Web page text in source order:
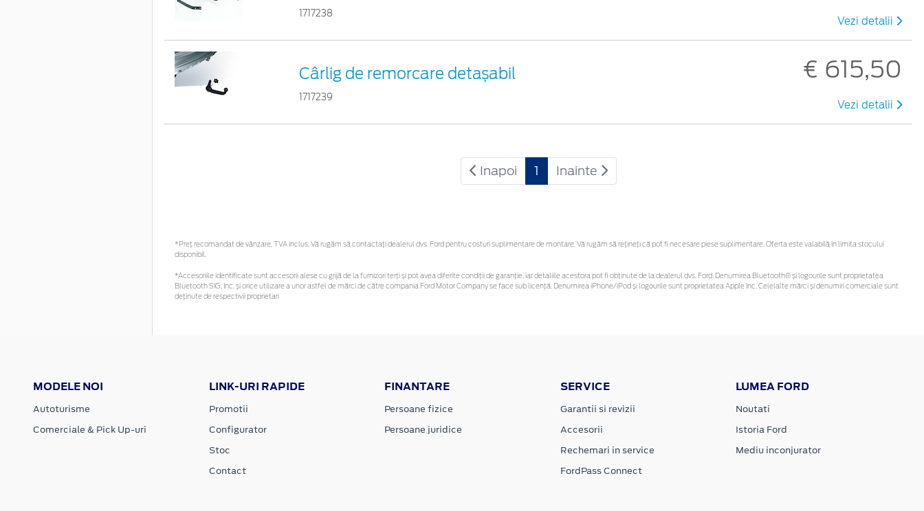
1717238
Vezi detalii
Cârlig de remorcare detașabil
1717239
€ 615,50
Vezi detalii
Inapoi 1 Inainte
*Preţ recomandat de vânzare, TVA inclus. Vă rugăm să contactaţi dealerul dvs. Ford pentru costuri suplimentare de montare. Vă rugăm să rețineți că pot fi necesare piese suplimentare. Oferta este valabilă în limita stocului
disponibil.
*Accesoriile identificate sunt accesorii alese cu grijă de la furnizori terți și pot avea diferite condiții de garanție, iar detaliile acestora pot fi obținute de la dealerul dvs. Ford. Denumirea Bluetooth® și logourile sunt proprietatea
Bluetooth SIG, Inc. și orice utilizare a unor astfel de mărci de către compania Ford Motor Company se face sub licență. Denumirea iPhone/iPod și logourile sunt proprietatea Apple Inc. Celelalte mărci și denumiri comerciale sunt
deținute de respectivii proprietari
MODELE NOI
Autoturisme
Comerciale & Pick Up-uri
LINK-URI RAPIDE
Promotii
Configurator
Stoc
Contact
FINANTARE
Persoane fizice
Persoane juridice
SERVICE
Garantii si revizii
Accesorii
Rechemari in service
FordPass Connect
LUMEA FORD
Noutati
Istoria Ford
Mediu inconjurator